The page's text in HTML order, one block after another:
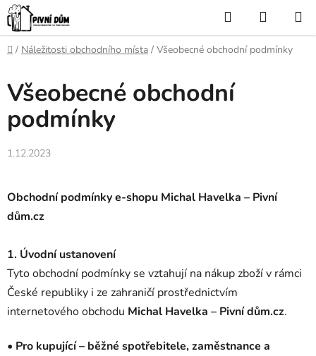
Přejít
na
obsah
Hledat
KOŠÍK
Domů
/ Náležitosti obchodního místa / Všeobecné obchodní podmínky
Všeobecné obchodní
podmínky
1.12.2023
Obchodní podmínky e-shopu Michal Havelka – Pivní
dům.cz
1. Úvodní ustanovení
Tyto obchodní podmínky se vztahují na nákup zboží v rámci
České republiky i ze zahraničí prostřednictvím
internetového obchodu Michal Havelka – Pivní dům.cz.
• Pro kupující – běžné spotřebitele, zaměstnance a